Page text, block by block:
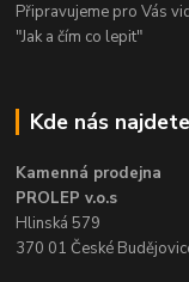
Připravujeme pro Vás
"Jak a čím co lepit"
Kde nás najdete
Kamenná prodejna
PROLEP v.o.s
Hlinská 579
370 01 České